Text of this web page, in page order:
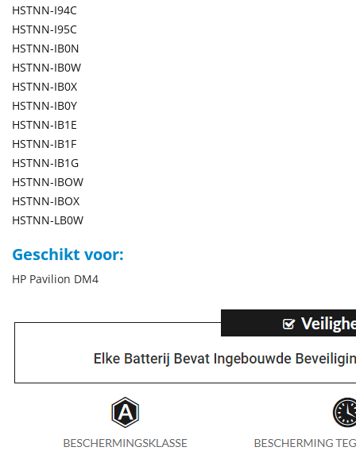
HSTNN-I94C
HSTNN-I95C
HSTNN-IB0N
HSTNN-IB0W
HSTNN-IB0X
HSTNN-IB0Y
HSTNN-IB1E
HSTNN-IB1F
HSTNN-IB1G
HSTNN-IBOW
HSTNN-IBOX
HSTNN-LB0W
Geschikt voor:
HP Pavilion DM4